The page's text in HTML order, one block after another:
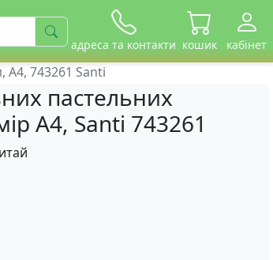
адреса та контакти кошик кабінет
А4, 743261 Santi
пастельних
А4, Santi 743261